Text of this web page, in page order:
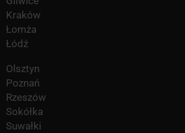
Kraków
Łomża
Łódź
Olsztyn
Poznań
Rzeszów
Sokółka
Suwałki